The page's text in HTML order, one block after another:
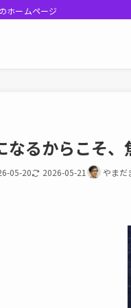
ホームページ
なるからこそ、
05-20 2026-05-21 やまだ